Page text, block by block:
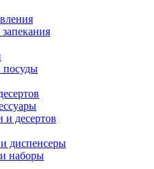
посуды
десертов
диспенсеры
наборы